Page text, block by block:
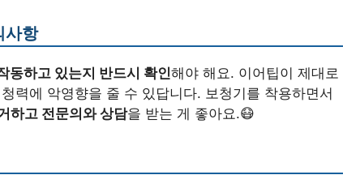
사항
동하고 있는지 반드시 확인해야 해요. 이어팁이 제대로
력에 악영향을 줄 수 있답니다. 보청기를 착용하면서
하고 전문의와 상담을 받는 게 좋아요.😷